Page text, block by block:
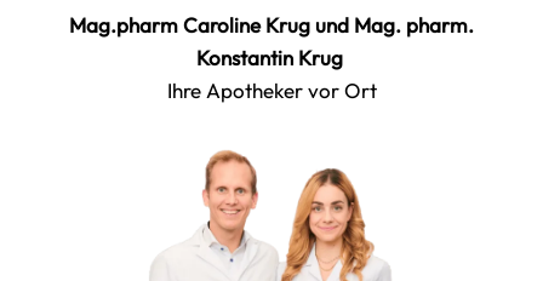
Mag.pharm Caroline Krug und Mag. pharm.
Konstantin Krug
Ihre Apotheker vor Ort